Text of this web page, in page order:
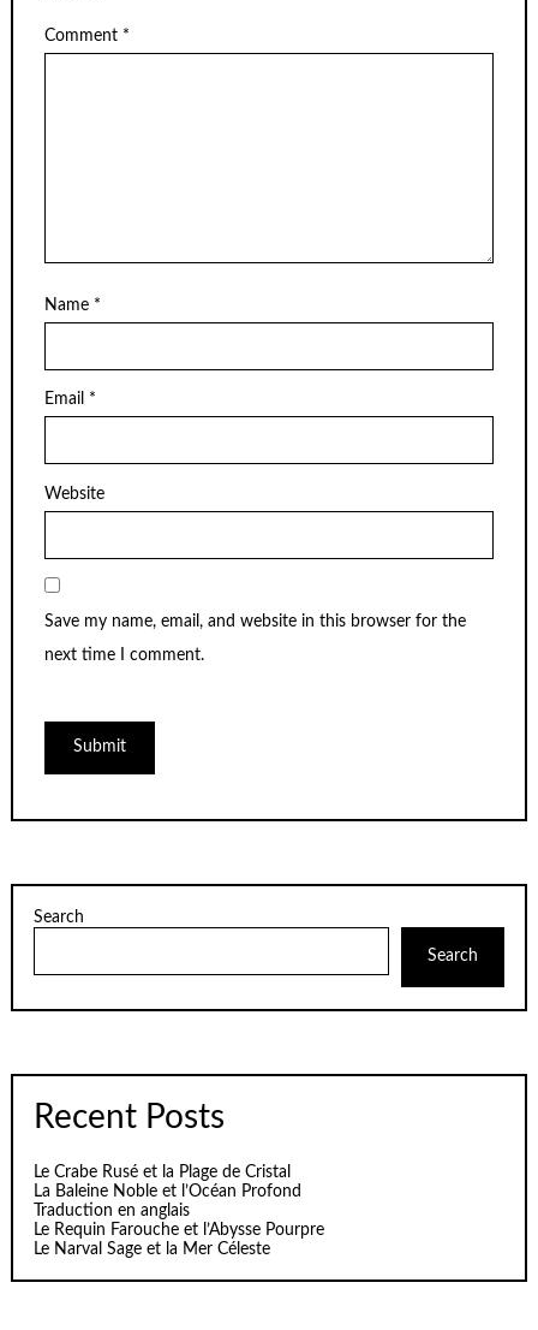
Comment *
Name *
Email *
Website
Save my name, email, and website in this browser for the
next time I comment.
Search
Search
Recent Posts
Le Crabe Rusé et la Plage de Cristal
La Baleine Noble et l’Océan Profond
Traduction en anglais
Le Requin Farouche et l’Abysse Pourpre
Le Narval Sage et la Mer Céleste